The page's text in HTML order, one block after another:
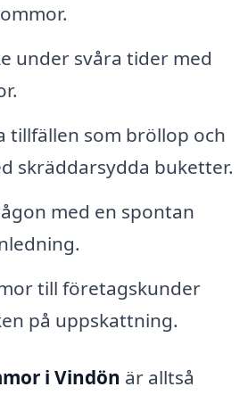
under svåra tider med
tillfällen som bröllop och
skräddarsydda buketter.
med en spontan
till företagskunder
på uppskattning.
i Vindön är alltså